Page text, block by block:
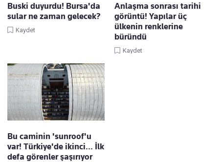
Buski duyurdu! Bursa'da
sular ne zaman gelecek?
Kaydet
Anlaşma sonrası tarihi
görüntü! Yapılar üç
ülkenin renklerine
büründü
Kaydet
Bu caminin 'sunroof'u
var! Türkiye'de ikinci... İlk
defa görenler şaşırıyor